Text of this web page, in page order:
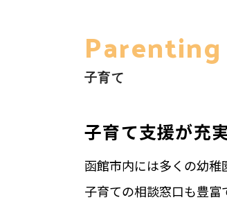
子育て
子育て支援が充
函館市内には多くの幼稚
子育ての相談窓口も豊富